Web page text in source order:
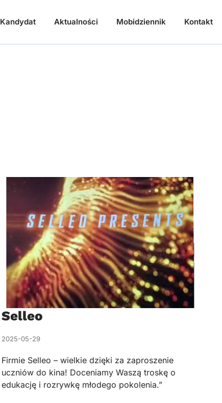
Kandydat Aktualności Mobidziennik Kontakt
Selleo
2025-05-29
Firmie Selleo – wielkie dzięki za zaproszenie
uczniów do kina! Doceniamy Waszą troskę o
edukację i rozrywkę młodego pokolenia.”